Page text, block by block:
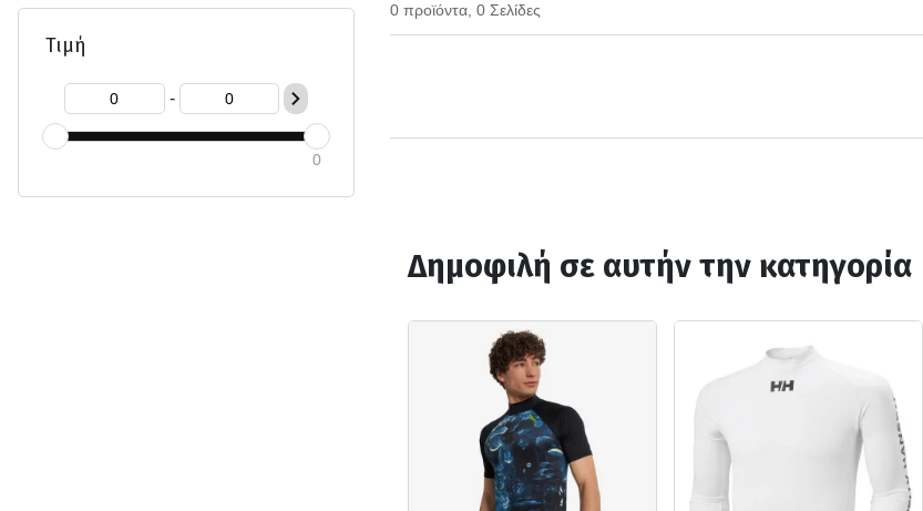
Τιμή
-
0
0 προϊόντα, 0 Σελίδες
Δημοφιλή σε αυτήν την κατηγορία